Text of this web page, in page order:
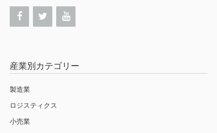
産業別カテゴリー
製造業
ロジスティクス
小売業